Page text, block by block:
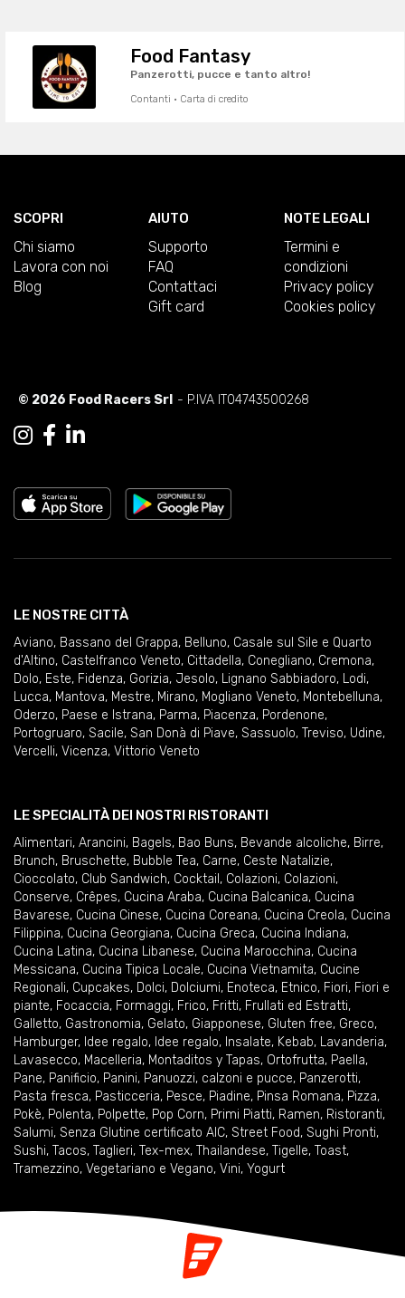
Food Fantasy
Panzerotti, pucce e tanto altro!
Contanti · Carta di credito
SCOPRI
Chi siamo
Lavora con noi
Blog
AIUTO
Supporto
FAQ
Contattaci
Gift card
NOTE LEGALI
Termini e
condizioni
Privacy policy
Cookies policy
© 2026 Food Racers Srl - P.IVA IT04743500268
LE NOSTRE CITTÀ
Aviano, Bassano del Grappa, Belluno, Casale sul Sile e Quarto
d'Altino, Castelfranco Veneto, Cittadella, Conegliano, Cremona,
Dolo, Este, Fidenza, Gorizia, Jesolo, Lignano Sabbiadoro, Lodi,
Lucca, Mantova, Mestre, Mirano, Mogliano Veneto, Montebelluna,
Oderzo, Paese e Istrana, Parma, Piacenza, Pordenone,
Portogruaro, Sacile, San Donà di Piave, Sassuolo, Treviso, Udine,
Vercelli, Vicenza, Vittorio Veneto
LE SPECIALITÀ DEI NOSTRI RISTORANTI
Alimentari, Arancini, Bagels, Bao Buns, Bevande alcoliche, Birre,
Brunch, Bruschette, Bubble Tea, Carne, Ceste Natalizie,
Cioccolato, Club Sandwich, Cocktail , Colazioni, Colazioni,
Conserve, Crêpes, Cucina Araba, Cucina Balcanica, Cucina
Bavarese, Cucina Cinese, Cucina Coreana, Cucina Creola, Cucina
Filippina, Cucina Georgiana, Cucina Greca, Cucina Indiana,
Cucina Latina, Cucina Libanese, Cucina Marocchina, Cucina
Messicana, Cucina Tipica Locale, Cucina Vietnamita, Cucine
Regionali, Cupcakes, Dolci, Dolciumi, Enoteca, Etnico, Fiori, Fiori e
piante, Focaccia, Formaggi, Frico, Fritti, Frullati ed Estratti,
Galletto, Gastronomia, Gelato, Giapponese, Gluten free, Greco,
Hamburger, Idee regalo, Idee regalo, Insalate, Kebab, Lavanderia,
Lavasecco, Macelleria, Montaditos y Tapas, Ortofrutta, Paella,
Pane, Panificio, Panini, Panuozzi, calzoni e pucce, Panzerotti,
Pasta fresca, Pasticceria, Pesce, Piadine, Pinsa Romana, Pizza,
Pokè, Polenta, Polpette, Pop Corn, Primi Piatti, Ramen, Ristoranti,
Salumi, Senza Glutine certificato AIC, Street Food, Sughi Pronti,
Sushi, Tacos, Taglieri, Tex-mex, Thailandese, Tigelle, Toast,
Tramezzino, Vegetariano e Vegano, Vini, Yogurt